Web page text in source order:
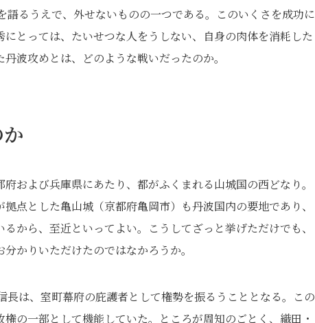
るうえで、外せないものの一つである。このいくさを成功に
とっては、たいせつな人をうしない、自身の肉体を消耗した
波攻めとは、どのような戦いだったのか。
および兵庫県にあたり、都がふくまれる山城国の西どなり。
点とした亀山城（京都府亀岡市）も丹波国内の要地であり、
から、至近といってよい。こうしてざっと挙げただけでも、
かりいただけたのではなかろうか。
は、室町幕府の庇護者として権勢を振るうこととなる。この
の一部として機能していた。ところが周知のごとく、織田・